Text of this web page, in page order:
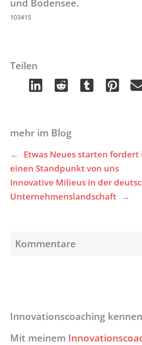
und Bodensee.
103415
Teilen
mehr im Blog
←
Etwas Neues starten fordert
einen Standpunkt von uns
Innovative Milieus in der
Unternehmenslandschaft →
Kommentare
Innovationscoaching
Mit meinem